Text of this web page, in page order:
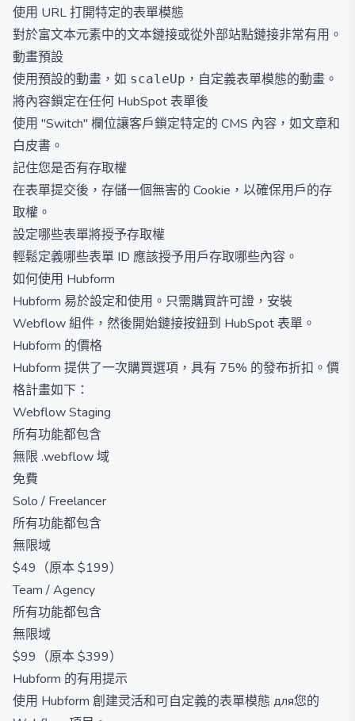
使用 URL 打開特定的表單模態
對於富文本元素中的文本鏈接或從外部站點鏈接非常有用。
動畫預設
使用預設的動畫，如 scaleUp ，自定義表單模態的動畫。
將內容鎖定在任何 HubSpot 表單後
使用 "Switch" 欄位讓客戶鎖定特定的 CMS 內容，如文章和
白皮書。
記住您是否有存取權
在表單提交後，存儲一個無害的 Cookie，以確保用戶的存
取權。
設定哪些表單將授予存取權
輕鬆定義哪些表單 ID 應該授予用戶存取哪些內容。
如何使用 Hubform
Hubform 易於設定和使用。只需購買許可證，安裝
Webflow 組件，然後開始鏈接按鈕到 HubSpot 表單。
Hubform 的價格
Hubform 提供了一次購買選項，具有 75% 的發布折扣。價
格計畫如下：
Webflow Staging
所有功能都包含
無限 .webflow 域
免費
Solo / Freelancer
所有功能都包含
無限域
$49（原本 $199）
Team / Agency
所有功能都包含
無限域
$99（原本 $399）
Hubform 的有用提示
使用 Hubform 創建灵活和可自定義的表單模態 для您的